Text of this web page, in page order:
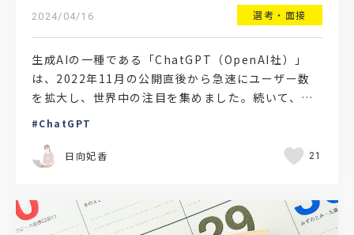
2024/04/16 選考・面接
生成AIの一種である「ChatGPT（OpenAI社）」
は、2022年11月の公開直後から急速にユーザー数
を拡大し、世界中の注目を集めました。続いて、
「Gemini（Google社）」や「Copilo…
ChatGPT
日向妃香 21